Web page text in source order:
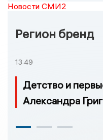
Новости СМИ2
Регион бренд
13:49
Детство и
Александра